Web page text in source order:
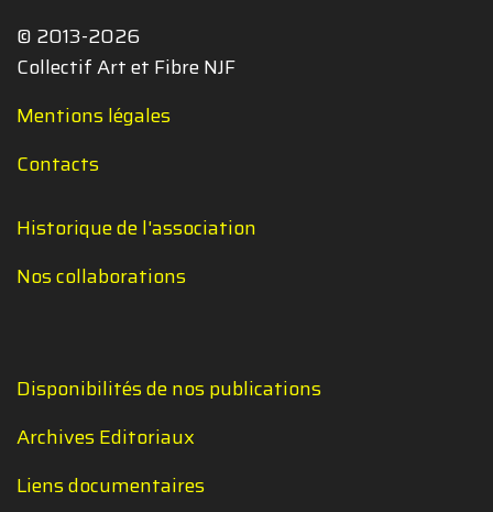
© 2013-2026
Collectif Art et Fibre NJF
Mentions légales
Contacts
Historique de l'association
Nos collaborations
Disponibilités de nos publications
Archives Editoriaux
Liens documentaires